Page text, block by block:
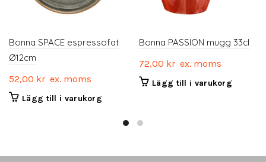
Bonna SPACE espressofat
Ø12cm
52,00 kr ex. moms
Lägg till i varukorg
Bonna PASSION mugg 33cl
72,00 kr ex. moms
Lägg till i varukorg